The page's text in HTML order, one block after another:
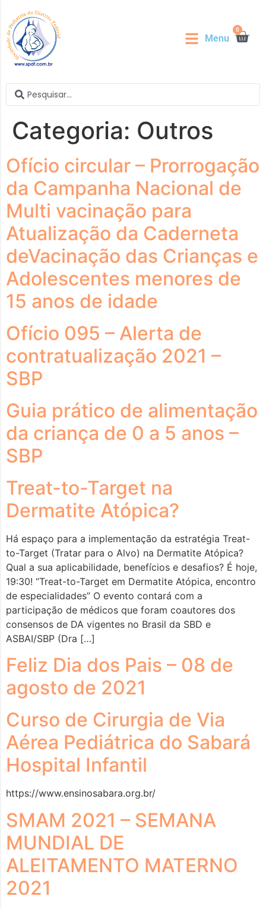
0
Menu
Categoria: Outros
Ofício circular – Prorrogação
da Campanha Nacional de
Multi vacinação para
Atualização da Caderneta
deVacinação das Crianças e
Adolescentes menores de
15 anos de idade
Ofício 095 – Alerta de
contratualização 2021 –
SBP
Guia prático de alimentação
da criança de 0 a 5 anos –
SBP
Treat-to-Target na
Dermatite Atópica?
Há espaço para a implementação da estratégia Treat-
to-Target (Tratar para o Alvo) na Dermatite Atópica?
Qual a sua aplicabilidade, benefícios e desafios? É hoje,
19:30! “Treat-to-Target em Dermatite Atópica, encontro
de especialidades” O evento contará com a
participação de médicos que foram coautores dos
consensos de DA vigentes no Brasil da SBD e
ASBAI/SBP (Dra […]
Feliz Dia dos Pais – 08 de
agosto de 2021
Curso de Cirurgia de Via
Aérea Pediátrica do Sabará
Hospital Infantil
https://www.ensinosabara.org.br/
SMAM 2021 – SEMANA
MUNDIAL DE
ALEITAMENTO MATERNO
2021